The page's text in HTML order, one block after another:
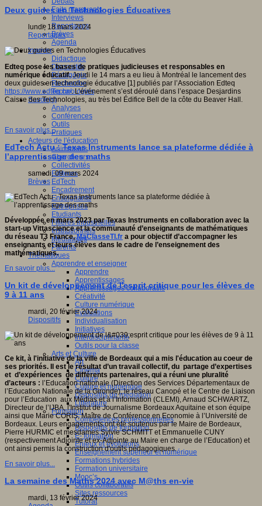
Faits marquants
Interviews
Reportages
Brèves
Agenda
Innover
Didactique
Dispositifs
Pédagogie
Recherche
Technologies
Savoir(s)
Analyses
Conférences
Outils
Pratiques
Acteurs de l'éducation
Animateurs
Chercheurs
Collectivités
Editeurs
EdTech
Encadrement
Enseignants
Entreprises
Etudiants
Filières industrielles
Institutionnels
Médiateurs
Parents
Thématiques
Apprendre et enseigner
Apprendre
Apprentissages
Apprentissages collaboratifs
Créativité
Culture numérique
Evaluations
Individualisation
Initiatives
Interdisciplinarité
Outils pour la classe
Arts et Culture
Art
Cinéma
Culture
Culture et numérique
Dispositifs de médiation
Littérature
Formation
Compétences professionnelles
Dispositifs de formation
E- formation
Enjeux et évolutions
Enseignement supérieur et numérique
Formations hybrides
Formation universitaire
Mooc’s
Outils collaboratifs
Sites ressources
Tutorat
Deux guides en Technologies Éducatives
lundi, 18 mars 2024
Reportages
Edteq pose les bases de pratiques judicieuses et responsables en
numérique éducatif.Jeudi le 14 mars a eu lieu à Montréal le lancement des
deux guides en technologie éducative [1] publiés par l’Association Edteq
https://www.edteq.ca/. L’événement s’est déroulé dans l’espace Desjardins
Caisse des Technologies, au très bel Édifice Bell de la côte du Beaver Hall.
En savoir plus...
EdTech Actu : Texas Instruments lance sa plateforme dédiée à
l’apprentissage des maths
samedi, 09 mars 2024
Brèves
Développée en mars 2023 par Texas Instruments en collaboration avec la
start-up Vittascience et la communauté d’enseignants de mathématiques
du réseau T3 France,MaClasseTI.fr a pour objectif d’accompagner les
enseignants et leurs élèves dans le cadre de l’enseignement des
mathématiques.
En savoir plus...
Un kit de développement de l'esprit critique pour les élèves de
9 à 11 ans
mardi, 20 février 2024
Dispositifs
Ce kit, à l'initiative de la ville de Bordeaux qui a mis l'éducation au coeur de
ses priorités. Il est le résultat d’un travail collectif, du partage d’expertises
et d’expériences de différents partenaires, qui a réuni une pluralité
d’acteurs : l’Education nationale (Direction des Services Départementaux de
l’Education Nationale de la Gironde), le réseau Canopé et le Centre de Liaison
pour l’Education aux Médias et à l’Information (CLEMI), Arnaud SCHWARTZ,
Directeur de l’IJBA, l'Institut de Journalisme Bordeaux Aquitaine et son équipe
ainsi que Marie CORIS, Maître de Conférence en Economie à l’Université de
Bordeaux. Leurs engagements ont été soutenus par le Maire de Bordeaux,
Pierre HURMIC et mesdames Sylvie SCHMITT et Emmanuelle CUNY
(respectivement Adjointe et ex-Adjointe au Maire en charge de l’Education) et
ont ainsi permis la construction d'outils pédagogiques.
En savoir plus...
La semaine des Maths 2024 avec M@ths en-vie
mardi, 13 février 2024